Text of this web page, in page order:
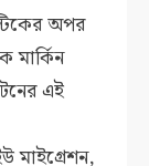
অপর
মার্কিন
এই
মাইগ্রেশন,